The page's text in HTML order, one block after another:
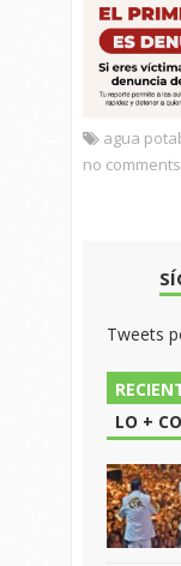
agua
no comments
Tweets
LO +